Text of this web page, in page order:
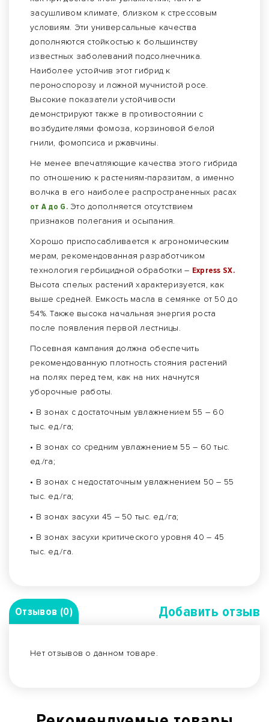
засушливом климате, близком к стрессовым
условиям. Эти универсальные качества
дополняются стойкостью к большинству
известных заболеваний подсолнечника.
Наиболее устойчив этот гибрид к
пероноспорозу и ложной мучнистой росе.
Высокие показатели устойчивости
демонстрируют также в противостоянии с
возбудителями фомоза, корзиновой белой
гнили, фомопсиса и ржавчины.
Не менее впечатляющие качества этого гибрида
по отношению к растениям-паразитам, а именно
волчка в его наиболее распространенных расах
от А до G.Это дополняется отсутствием
признаков полегания и осыпания.
Хорошо приспосабливается к агрономическим
мерам, рекомендованная разработчиком
технология гербицидной обработки – Express SX.
Высота спелых растений характеризуется, как
выше средней. Емкость масла в семянке от 50 до
54%. Также высока начальная энергия роста
после появления первой лестницы.
Посевная кампания должна обеспечить
рекомендованную плотность стояния растений
на полях перед тем, как на них начнутся
уборочные работы.
• В зонах с достаточным увлажнением 55 – 60
тыс. ед./га;
• В зонах со средним увлажнением 55 – 60 тыс.
ед./га;
• В зонах с недостаточным увлажнением 50 – 55
тыс. ед./га;
• В зонах засухи 45 – 50 тыс. ед./га;
• В зонах засухи критического уровня 40 – 45
тыс. ед./га.
Отзывов (0) Добавить отзыв
Нет отзывов о данном товаре.